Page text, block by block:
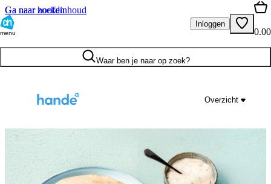
Ga naar hoofdinhoud
Ga naar zoeken
menu
Inloggen
0.00
Waar ben je naar op zoek?
Overzicht